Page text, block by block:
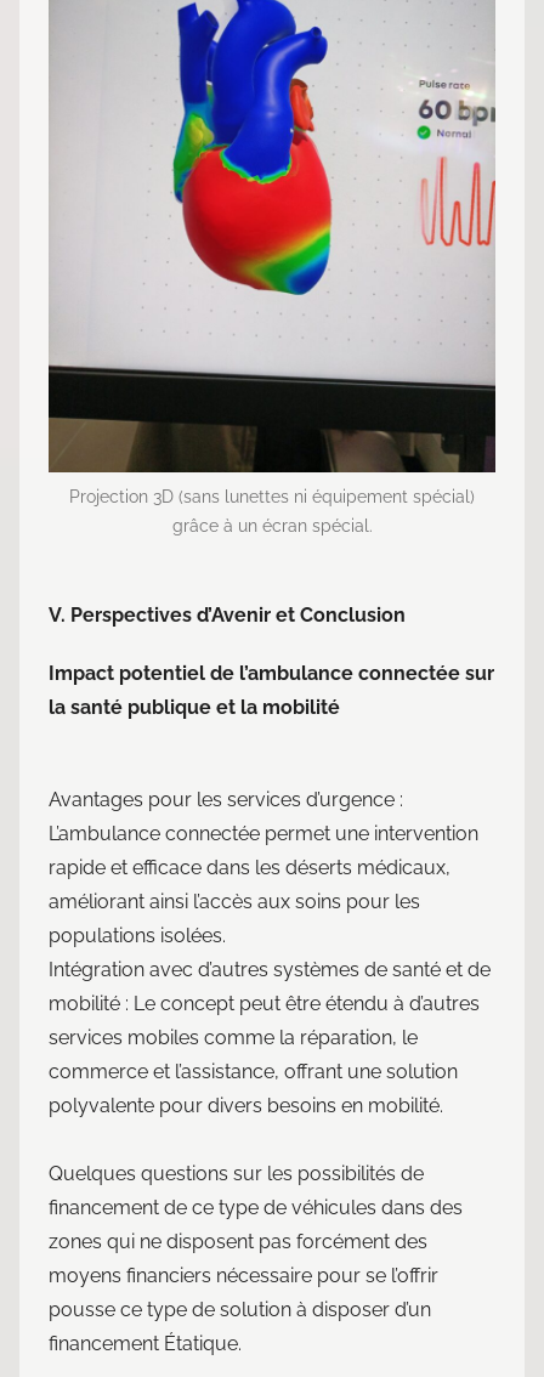
Projection 3D (sans lunettes ni équipement spécial)
grâce à un écran spécial.
V. Perspectives d’Avenir et Conclusion
Impact potentiel de l’ambulance connectée sur
la santé publique et la mobilité
Avantages pour les services d’urgence :
L’ambulance connectée permet une intervention
rapide et efficace dans les déserts médicaux,
améliorant ainsi l’accès aux soins pour les
populations isolées.
Intégration avec d’autres systèmes de santé et de
mobilité : Le concept peut être étendu à d’autres
services mobiles comme la réparation, le
commerce et l’assistance, offrant une solution
polyvalente pour divers besoins en mobilité.
Quelques questions sur les possibilités de
financement de ce type de véhicules dans des
zones qui ne disposent pas forcément des
moyens financiers nécessaire pour se l’offrir
pousse ce type de solution à disposer d’un
financement Étatique.